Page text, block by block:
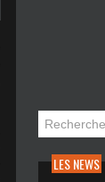
LES NEWS